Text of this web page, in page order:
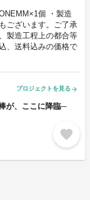
個 ・製造
ございます。ご了承
製造工程上の都合等
、送料込みの価格で
プロジェクトを見る arrow_forward
が、ここに降臨─
favorite